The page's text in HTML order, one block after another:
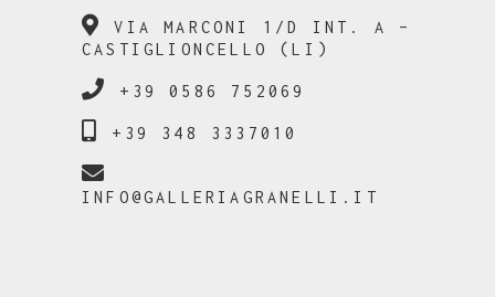
VIA MARCONI 1/D INT. A –
CASTIGLIONCELLO (LI)
+39 0586 752069
+39 348 3337010
INFO@GALLERIAGRANELLI.IT